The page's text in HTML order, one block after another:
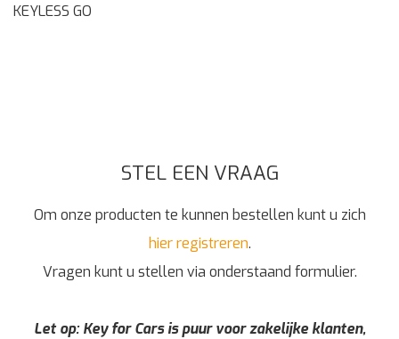
KEYLESS GO
STEL EEN VRAAG
Om onze producten te kunnen bestellen kunt u zich
hier registreren.
Vragen kunt u stellen via onderstaand formulier.
Let op: Key for Cars is puur voor zakelijke klanten,